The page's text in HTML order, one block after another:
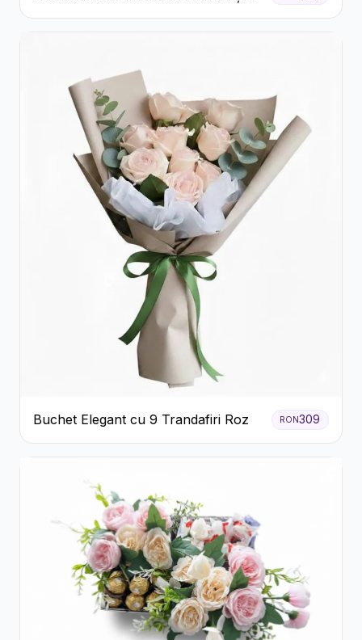
Roz
Buchet Elegant cu 9 Trandafiri Roz RON309